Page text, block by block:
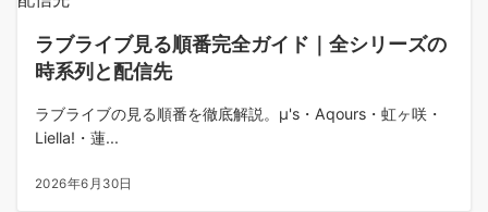
ラブライブ見る順番完全ガイド｜全シリーズの
時系列と配信先
ラブライブの見る順番を徹底解説。μ's・Aqours・虹ヶ咲・
Liella!・蓮...
2026年6月30日